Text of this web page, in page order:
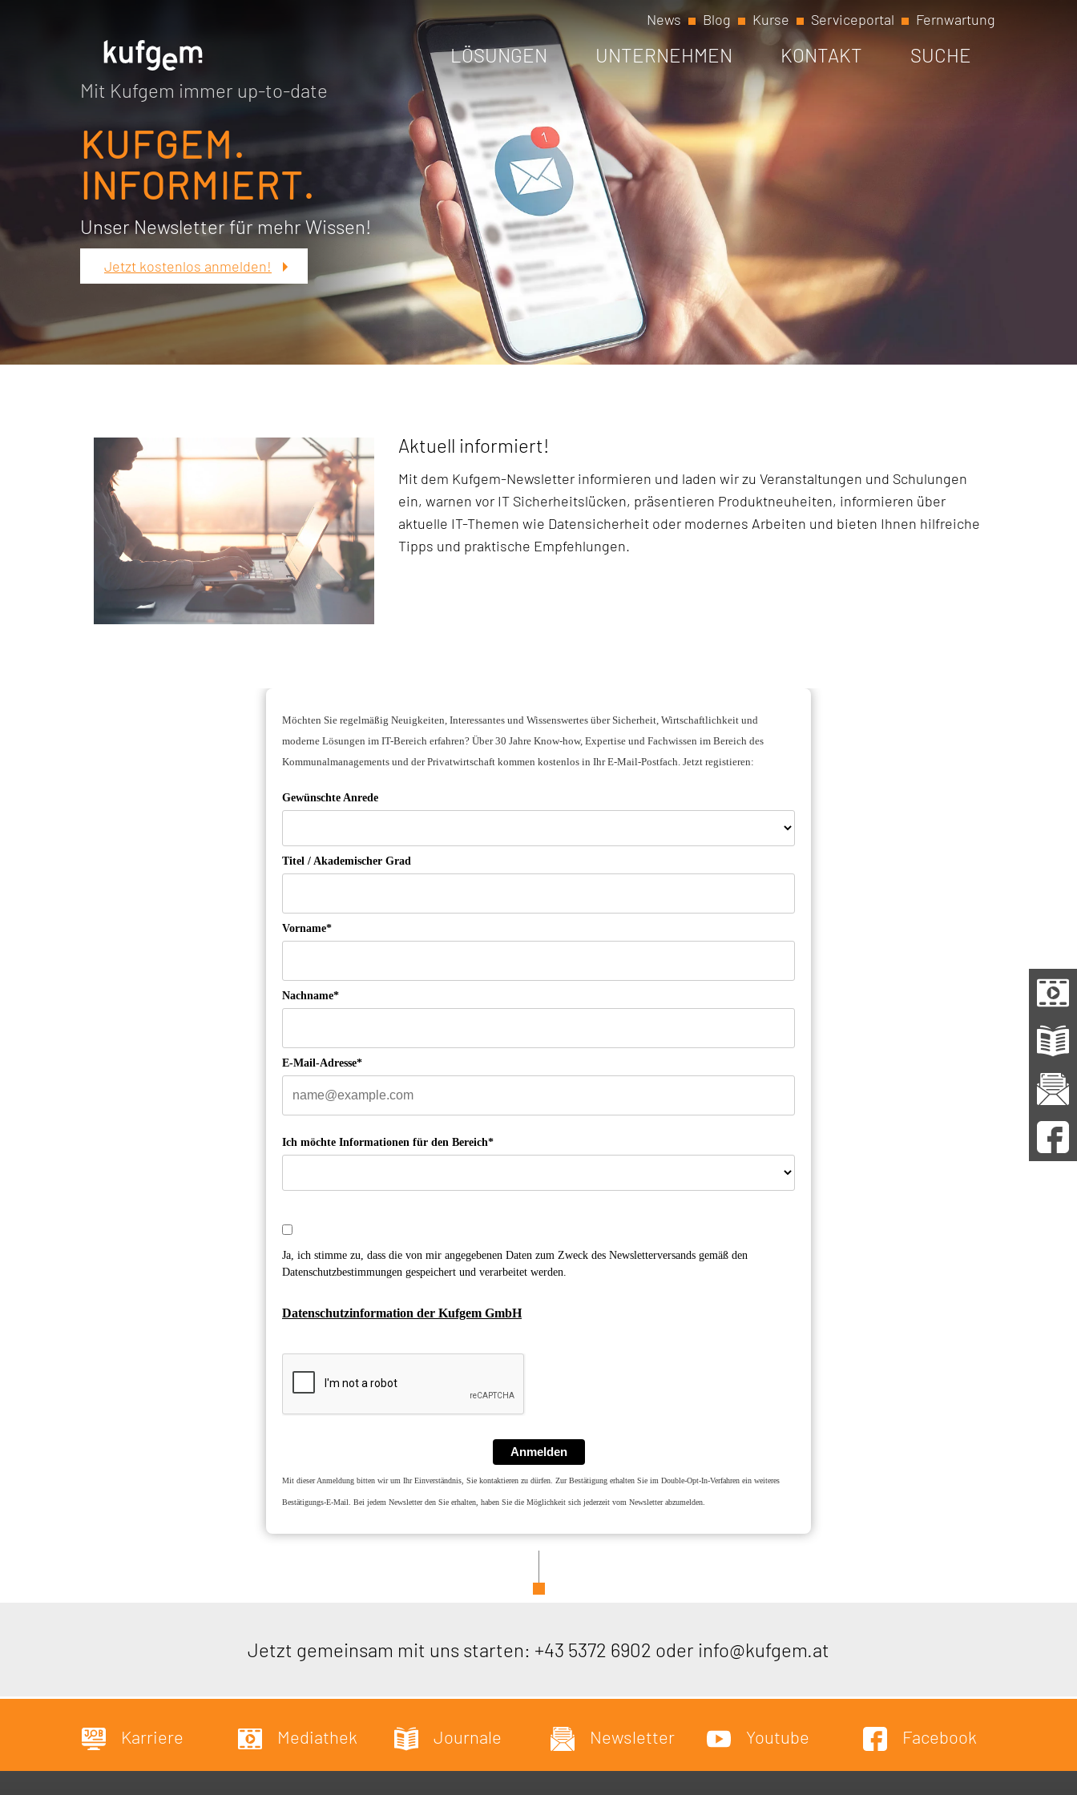
News Blog Kurse Serviceportal Fernwartung
LÖSUNGEN UNTERNEHMEN KONTAKT
SUCHE
Mit Kufgem immer up-to-date
KUFGEM.
INFORMIERT.
Unser Newsletter für mehr Wissen!
Jetzt kostenlos anmelden!
Aktuell informiert!
Mit dem Kufgem-Newsletter informieren und laden wir zu Veranstaltungen und Schulungen
ein, warnen vor IT Sicherheitslücken, präsentieren Produktneuheiten, informieren über
aktuelle IT-Themen wie Datensicherheit oder modernes Arbeiten und bieten Ihnen hilfreiche
Tipps und praktische Empfehlungen.
Möchten Sie regelmäßig Neuigkeiten, Interessantes und Wissenswertes über Sicherheit, Wirtschaftlichkeit und
moderne Lösungen im IT-Bereich erfahren? Über 30 Jahre Know-how, Expertise und Fachwissen im Bereich des
Kommunalmanagements und der Privatwirtschaft kommen kostenlos in Ihr E-Mail-Postfach. Jetzt registieren:
Gewünschte Anrede
Titel / Akademischer Grad
Vorname*
Nachname*
E-Mail-Adresse*
Ich möchte Informationen für den Bereich*
Ja, ich stimme zu, dass die von mir angegebenen Daten zum Zweck des Newsletterversands gemäß den
Datenschutzbestimmungen gespeichert und verarbeitet werden.
Datenschutzinformation der Kufgem GmbH
Anmelden
Mit dieser Anmeldung bitten wir um Ihr Einverständnis, Sie kontaktieren zu dürfen. Zur Bestätigung erhalten Sie im Double-Opt-In-Verfahren ein weiteres
Bestätigungs-E-Mail. Bei jedem Newsletter den Sie erhalten, haben Sie die Möglichkeit sich jederzeit vom Newsletter abzumelden.
Jetzt gemeinsam mit uns starten: +43 5372 6902 oder info@kufgem.at
Karriere Mediathek Journale Newsletter Youtube Facebook